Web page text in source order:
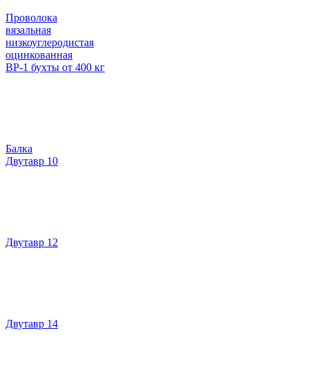
Проволока
вязальная
низкоуглеродистая
оцинкованная
ВР-1 бухты от 400 кг
Балка
Двутавр 10
Двутавр 12
Двутавр 14